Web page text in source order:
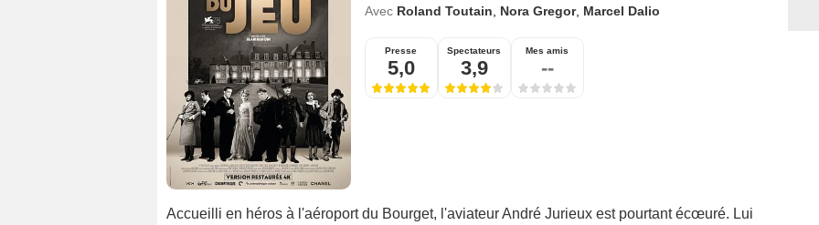
Avec Roland Toutain Nora Gregor, Marcel Dalio
Presse
5,0
Spectateurs
3,9
Mes amis
--
Accueilli en héros à l'aéroport du Bourget, l'aviateur André Jurieux est pourtant écœuré. Lui